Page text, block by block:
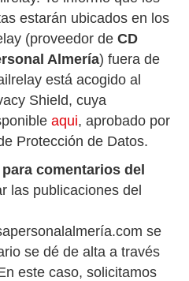
estarán ubicados en los
(proveedor de CD
Almería) fuera de
está acogido al
Shield, cuya
aqui, aprobado por
Protección de Datos.
comentarios del
las publicaciones del
se
se dé de alta a través
este caso, solicitamos